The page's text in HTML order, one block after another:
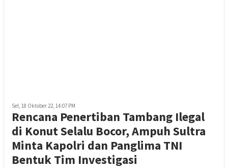
Sel, 18 Oktober 22, 14:07 PM
Rencana Penertiban Tambang Ilegal
di Konut Selalu Bocor, Ampuh Sultra
Minta Kapolri dan Panglima TNI
Bentuk Tim Investigasi